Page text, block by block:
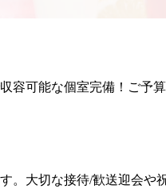
可能な個室完備！ご予
。大切な接待/歓送迎会や